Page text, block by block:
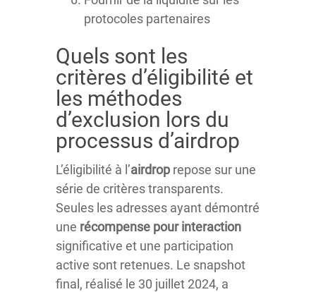
protocoles partenaires
Quels sont les
critères d’éligibilité et
les méthodes
d’exclusion lors du
processus d’airdrop
L’éligibilité à l’airdrop repose sur une
série de critères transparents.
Seules les adresses ayant démontré
une récompense pour interaction
significative et une participation
active sont retenues. Le snapshot
final, réalisé le 30 juillet 2024, a